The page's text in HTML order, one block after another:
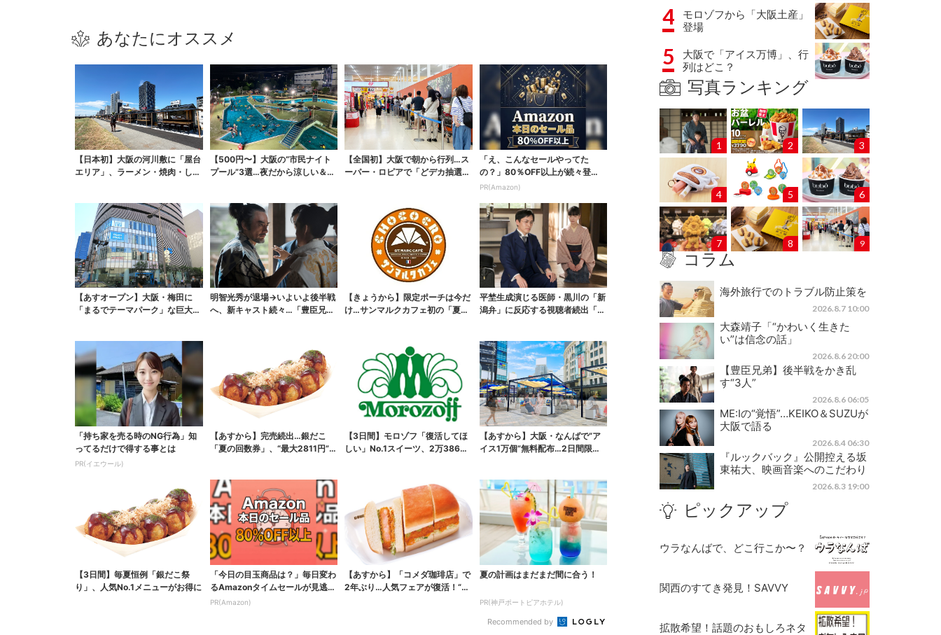
あなたにオススメ
【日本初】大阪の河川敷に「屋台
エリア」、ラーメン・焼肉・しゃ
【500円〜】大阪の“市民ナイト
プール”3選…夜だから涼しい＆コ
【全国初】大阪で朝から行列…ス
ーパー・ロピアで「どデカ抽選
「え、こんなセールやってた
の？」80％OFF以上が続々登
場！Amazonの本気が...
PR(Amazon)
【あすオープン】大阪・梅田に
「まるでテーマパーク」な巨大ス
明智光秀が退場→いよいよ後半戦
へ、新キャスト続々…「豊臣兄
【きょうから】限定ポーチは今だ
け…サンマルクカフェ初の「夏福
平埜生成演じる医師・黒川の「新
潟弁」に反応する視聴者続出「グ
「持ち家を売る時のNG行為」知
ってるだけで得する事とは
PR(イエウール)
【あすから】完売続出…銀だこ
「夏の回数券」、“最大2811円”お
【3日間】モロゾフ「復活してほ
しい」No.1スイーツ、2万3865
【あすから】大阪・なんばで“ア
イス1万個”無料配布…2日間限定
【3日間】毎夏恒例「銀だこ祭
り」、人気No.1メニューがお得に
「今日の目玉商品は？」毎日変わ
るAmazonタイムセールが見逃せ
ない
PR(Amazon)
【あすから】「コメダ珈琲店」で
2年ぶり…人気フェアが復活！“ハ
夏の計画はまだまだ間に合う！
PR(神戸ポートピアホテル)
Recommended by
4
モロゾフから「大阪土産」
登場
5
大阪で「アイス万博」、行
列はどこ？
写真ランキング
1 2 3
4 5 6
7 8 9
コラム
海外旅行でのトラブル防止策を
2026.8.7 10:00
大森靖子「“かわいく生きた
い”は信念の話」
2026.8.6 20:00
【豊臣兄弟】後半戦をかき乱
す“3人”
2026.8.6 06:05
ME:Iの“覚悟”…KEIKO＆SUZUが
大阪で語る
2026.8.4 06:30
『ルックバック』公開控える坂
東祐大、映画音楽へのこだわり
2026.8.3 19:00
ピックアップ
ウラなんばで、どこ行こか〜？
関西のすてき発見！SAVVY
拡散希望！話題のおもしろネタ